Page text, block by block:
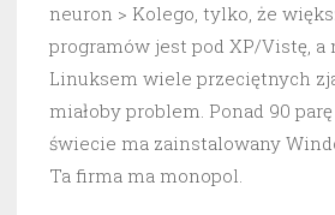
neuron > Kolego, tylko, że
programów jest pod XP/Vistę, a
Linuksem wiele przeciętnych
miałoby problem. Ponad 90
świecie ma zainstalowany
Ta firma ma monopol.